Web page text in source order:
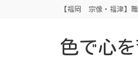
【福岡 宗像・福津】
色で心